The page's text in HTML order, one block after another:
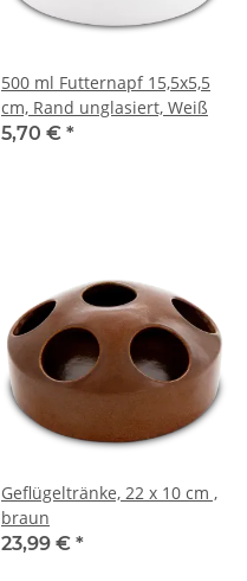
500 ml Futternapf 15,5x5,5
cm, Rand unglasiert, Weiß
5,70 € *
Geflügeltränke, 22 x 10 cm ,
braun
23,99 € *